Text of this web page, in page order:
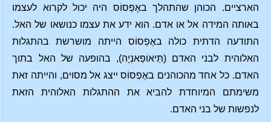
הארציים. הכוהן שהתהלך באֶפְסוֹס היה יכול לקרוא לעצמו
באותה המידה אל או אדם. הוא ידע את עצמו כנושאו של האל.
התודעה הדתית כולה באֶפְסוֹס הייתה מושרשת בהתגלות
האלוהית לבני האדם (תֵּיאוֹפַאנְיָה), בהופעה של האל בתוך
האדם. כל אחד מהכוהנים באֶפְסוֹס ייצג אל מסוים, והייתה זאת
משימתם המיוחדת להביא את ההתגלות האלוהית הזאת
לנפשות של בני האדם.